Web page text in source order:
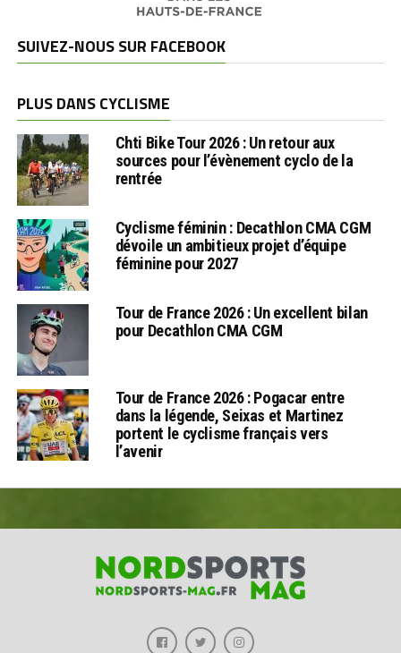
SUIVEZ-NOUS SUR FACEBOOK
PLUS DANS CYCLISME
Chti Bike Tour 2026 : Un retour aux
sources pour l’évènement cyclo de la
rentrée
Cyclisme féminin : Decathlon CMA CGM
dévoile un ambitieux projet d’équipe
féminine pour 2027
Tour de France 2026 : Un excellent bilan
pour Decathlon CMA CGM
Tour de France 2026 : Pogacar entre
dans la légende, Seixas et Martinez
portent le cyclisme français vers
l’avenir